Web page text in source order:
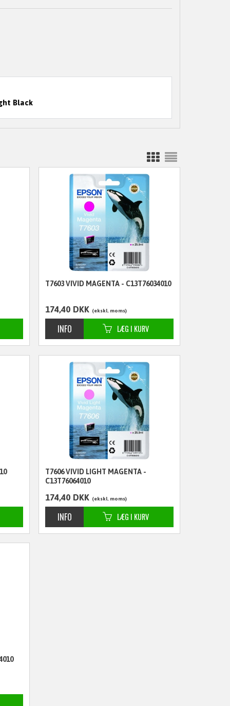
Black
T7603 VIVID MAGENTA - C13T76034010
174,40 DKK ekskl. moms
T7606 VIVID LIGHT MAGENTA -
C13T76064010
174,40 DKK ekskl. moms